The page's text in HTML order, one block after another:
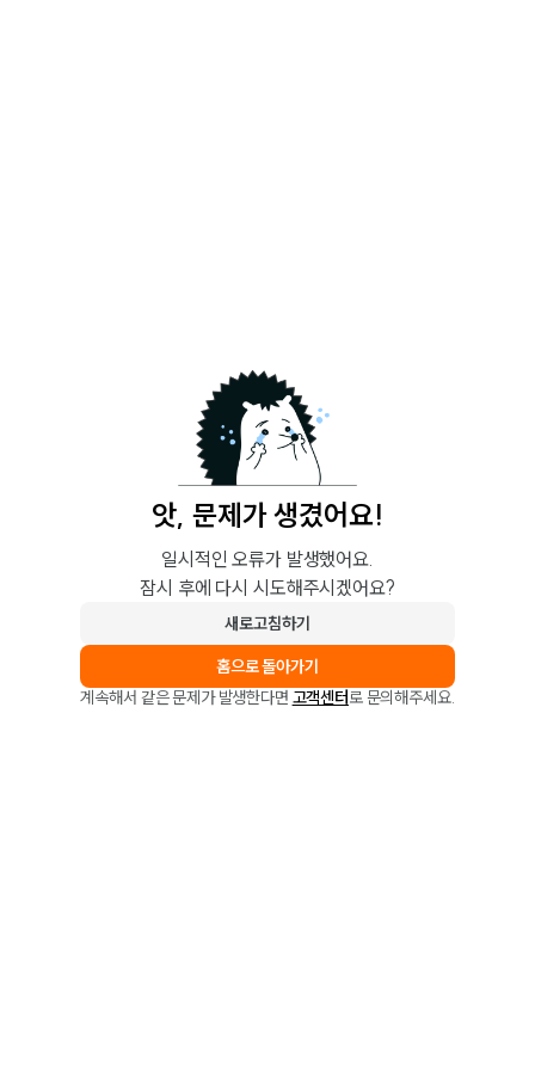
앗, 문제가 생겼어요!
일시적인 오류가 발생했어요.
잠시 후에 다시 시도해주시겠어요?
새로고침하기
홈으로 돌아가기
계속해서 같은 문제가 발생한다면 고객센터로 문의해주세요.